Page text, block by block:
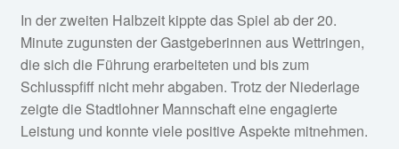
In der zweiten Halbzeit kippte das Spiel ab der 20.
Minute zugunsten der Gastgeberinnen aus Wettringen,
die sich die Führung erarbeiteten und bis zum
Schlusspfiff nicht mehr abgaben. Trotz der Niederlage
zeigte die Stadtlohner Mannschaft eine engagierte
Leistung und konnte viele positive Aspekte mitnehmen.